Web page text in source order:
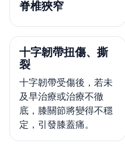
脊椎狹窄
十字韌帶扭傷、撕
裂
十字韌帶受傷後，若未
及早治療或治療不徹
底，膝關節將變得不穩
定，引發膝蓋痛。